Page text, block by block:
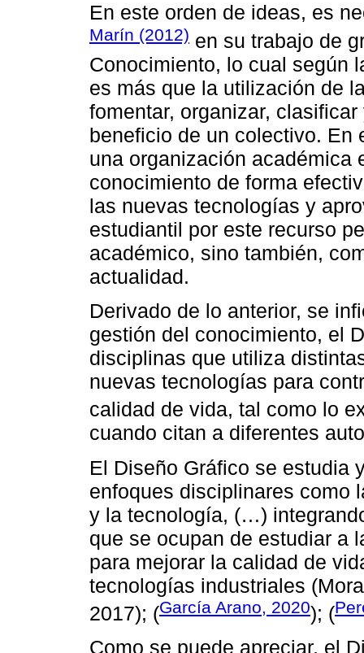
En este orden de ideas, es
Marín (2012) en su trabajo de
Conocimiento, lo cual según
es más que la utilización de
fomentar, organizar,
beneficio de un colectivo. En
una organización académica
conocimiento de forma
las nuevas tecnologías y
estudiantil por este recurso
académico, sino también,
actualidad.
Derivado de lo anterior, se
gestión del conocimiento, el
disciplinas que utiliza
nuevas tecnologías para
calidad de vida, tal como lo
cuando citan a diferentes
El Diseño Gráfico se estudia
enfoques disciplinares como
y la tecnología, (…)
que se ocupan de estudiar a
para mejorar la calidad de
tecnologías industriales
2017); (García Arano, 2020); (
Como se puede apreciar, el